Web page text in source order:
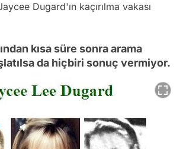
Dugard'ın kaçırılma vakası
kısa süre sonra arama
da hiçbiri sonuç vermiyor.